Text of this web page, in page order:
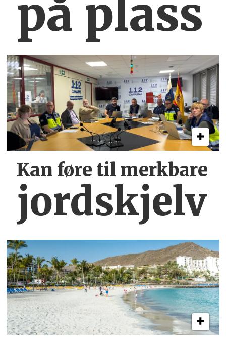
på plass
Kan føre til merkbare
jordskjelv